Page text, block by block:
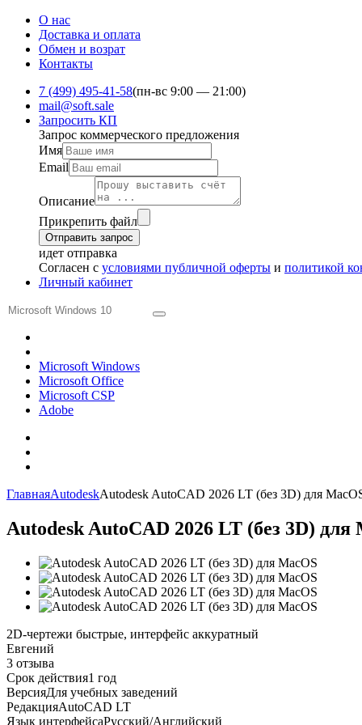
О нас
Доставка и оплата
Обмен и ​возрат
Контакты
7 (499) 495-41-58(пн-вс 9:00 — 21:00)
mail@soft.sale
Запросить КП
Запрос коммерческого предложения
Имя
Email
Описание
Прикрепить файл
Отправить запрос
идет отправка
Согласен с условиями публичной оферты и политикой
Личный кабинет
Microsoft Windows
Microsoft Office
Microsoft CSP
Adobe
ГлавнаяAutodeskAutodesk AutoCAD 2026 LT (без 3D) для
Autodesk AutoCAD 2026 LT (без 3D) для
2D‑чертежи быстрые, интерфейс аккуратный
Евгений
3 отзыва
Срок действия1 год
ВерсияДля учебных заведений
РедакцияAutoCAD LT
Язык интерфейсаРусский/Английский